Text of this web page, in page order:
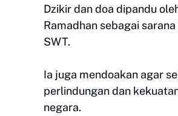
Dzikir dan doa dipandu
Ramadhan sebagai
SWT.
Ia juga mendoakan agar
perlindungan dan
negara.